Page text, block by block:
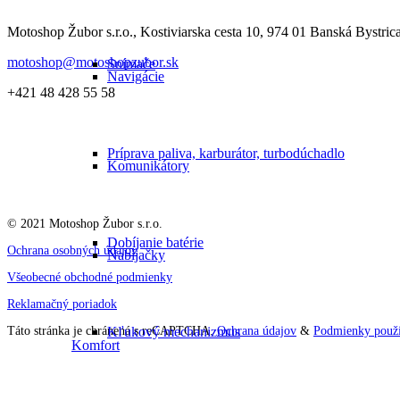
Navigácie
Komunikátory
Nabíjačky
Komfort
Snímače
Príprava paliva, karburátor, turbodúchadlo
Dobíjanie batérie
Kľukový mechanizmus
Motoshop Žubor s.r.o., Kostiviarska cesta 10, 974 01 Banská
motoshop@motoshopzubor.sk
+421 48 428 55 58
© 2021 Motoshop Žubor s.r.o.
Ochrana osobných údajov
Všeobecné obchodné podmienky
Reklamačný poriadok
Táto stránka je chránená s reCAPTCHA.Ochrana údajov & Podmienky